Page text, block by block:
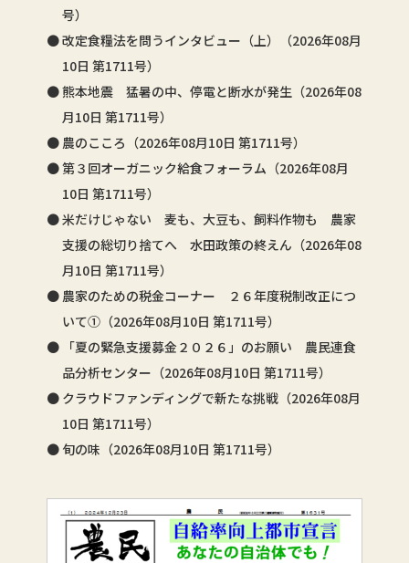
号）
改定食糧法を問うインタビュー（上）（2026年08月
10日 第1711号）
熊本地震 猛暑の中、停電と断水が発生（2026年08
月10日 第1711号）
農のこころ（2026年08月10日 第1711号）
第３回オーガニック給食フォーラム（2026年08月
10日 第1711号）
米だけじゃない 麦も、大豆も、飼料作物も 農家
支援の総切り捨てへ 水田政策の終えん（2026年08
月10日 第1711号）
農家のための税金コーナー ２６年度税制改正につ
いて①（2026年08月10日 第1711号）
「夏の緊急支援募金２０２６」のお願い 農民連食
品分析センター（2026年08月10日 第1711号）
クラウドファンディングで新たな挑戦（2026年08月
10日 第1711号）
旬の味（2026年08月10日 第1711号）